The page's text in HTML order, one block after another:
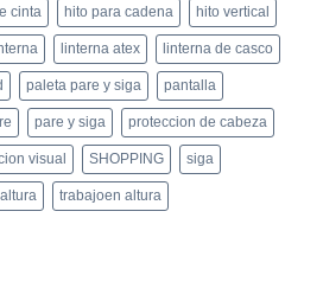
cinta hito para cadena hito vertical
linterna atex linterna de casco
paleta pare y siga pantalla
pare y siga proteccion de cabeza
visual SHOPPING siga
trabajoen altura